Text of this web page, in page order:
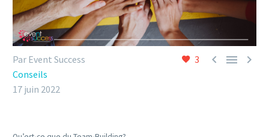
3   
Par Event Success
Conseils
17 juin 2022